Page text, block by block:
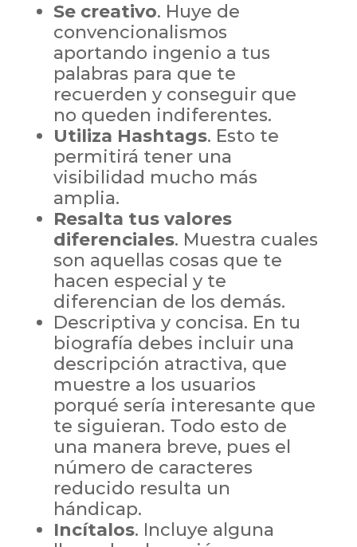
Se creativo. Huye de
convencionalismos
aportando ingenio a tus
palabras para que te
recuerden y conseguir que
no queden indiferentes.
Utiliza Hashtags. Esto te
permitirá tener una
visibilidad mucho más
amplia.
Resalta tus valores
diferenciales. Muestra cuales
son aquellas cosas que te
hacen especial y te
diferencian de los demás.
Descriptiva y concisa. En tu
biografía debes incluir una
descripción atractiva, que
muestre a los usuarios
porqué sería interesante que
te siguieran. Todo esto de
una manera breve, pues el
número de caracteres
reducido resulta un
hándicap.
Incítalos. Incluye alguna